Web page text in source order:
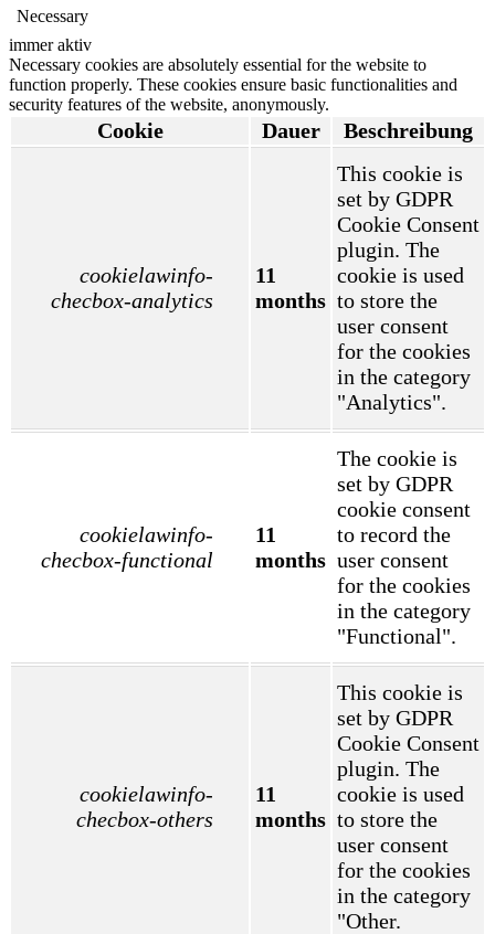
Necessary
immer aktiv
Necessary cookies are absolutely essential for the website to
function properly. These cookies ensure basic functionalities and
security features of the website, anonymously.
Cookie Dauer Beschreibung
cookielawinfo-
checbox-analytics
11
months
This cookie is
set by GDPR
Cookie Consent
plugin. The
cookie is used
to store the
user consent
for the cookies
in the category
"Analytics".
cookielawinfo-
checbox-functional
11
months
The cookie is
set by GDPR
cookie consent
to record the
user consent
for the cookies
in the category
"Functional".
cookielawinfo-
checbox-others
11
months
This cookie is
set by GDPR
Cookie Consent
plugin. The
cookie is used
to store the
user consent
for the cookies
in the category
"Other.